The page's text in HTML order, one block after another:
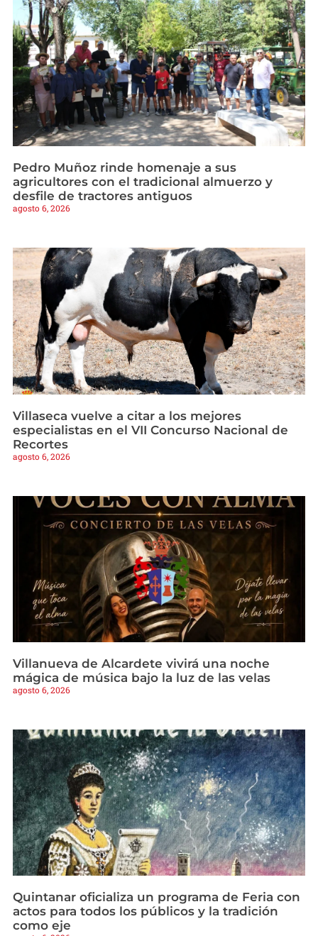
Pedro Muñoz rinde homenaje a sus
agricultores con el tradicional almuerzo y
desfile de tractores antiguos
agosto 6, 2026
Villaseca vuelve a citar a los mejores
especialistas en el VII Concurso Nacional de
Recortes
agosto 6, 2026
Villanueva de Alcardete vivirá una noche
mágica de música bajo la luz de las velas
agosto 6, 2026
Quintanar oficializa un programa de Feria con
actos para todos los públicos y la tradición
como eje